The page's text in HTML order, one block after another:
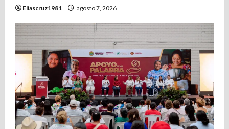
Eliascruz1981 agosto 7, 2026